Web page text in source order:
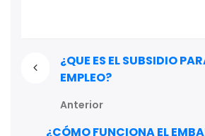
¿QUE ES EL SUBSIDIO
EMPLEO?
Anterior
¿CÓMO FUNCIONA EL